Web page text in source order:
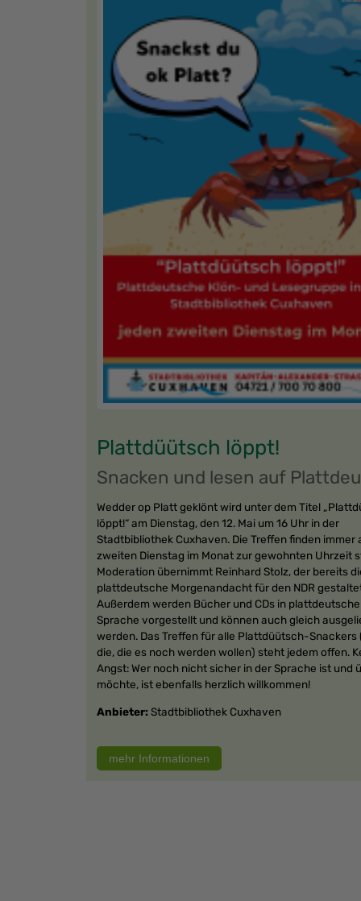
Plattdüütsch löppt!
Snacken und lesen auf
Wedder op Platt geklönt wird unter dem Titel
löppt!“ am Dienstag, den 12. Mai um 16 Uhr in der
Stadtbibliothek Cuxhaven. Die Treffen finden immer
zweiten Dienstag im Monat zur gewohnten Uhrzeit
Moderation übernimmt Reinhard Stolz, der bereits
plattdeutsche Morgenandacht für den NDR
Außerdem werden Bücher und CDs in
Sprache vorgestellt und können auch gleich
werden. Das Treffen für alle Plattdüütsch-Snackers
die, die es noch werden wollen) steht jedem offen.
Angst: Wer noch nicht sicher in der Sprache ist und
möchte, ist ebenfalls herzlich willkommen!
Anbieter: Stadtbibliothek Cuxhaven